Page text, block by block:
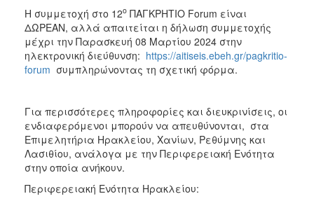
Η συμμετοχή στο 12ο ΠΑΓΚΡΗΤΙΟ Forum είναι
ΔΩΡΕΑΝ, αλλά απαιτείται η δήλωση συμμετοχής
μέχρι την Παρασκευή 08 Μαρτίου 2024 στην
ηλεκτρονική διεύθυνση: https://aitiseis.ebeh.gr/pagkritio-
forum συμπληρώνοντας τη σχετική φόρμα.
Για περισσότερες πληροφορίες και διευκρινίσεις, οι
ενδιαφερόμενοι μπορούν να απευθύνονται, στα
Επιμελητήρια Ηρακλείου, Χανίων, Ρεθύμνης και
Λασιθίου, ανάλογα με την Περιφερειακή Ενότητα
στην οποία ανήκουν.
Περιφερειακή Ενότητα Ηρακλείου: